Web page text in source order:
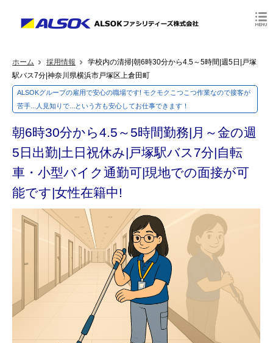
ホーム 採用情報
学校内の清掃|朝6時30分から4.5～5時間|週5日|戸塚
駅バス7分|神奈川県横浜市戸塚区上倉田町
ALSOKグループの雇用で安心の職場です! モクモクこつこつ作業なので接客が
苦手...人見知りで...という方も安心してお仕事できます！
朝6時30分から4.5～5時間勤務|月～金の週
5日出勤|土日祝休み|戸塚駅バス7分|自転
車・小型バイク通勤可|現地での面接が可
能です|女性在籍中!